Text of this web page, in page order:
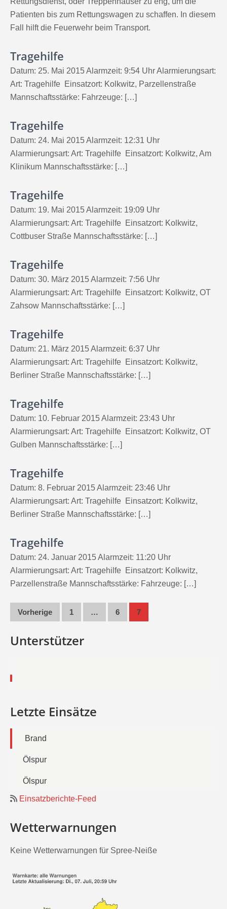
Patienten bis zum Rettungswagen zu schaffen. In diesem
Fall hilft die Feuerwehr beim Transport.
Tragehilfe
Datum: 25. Mai 2015 Alarmzeit: 9:54 Uhr Alarmierungsart:
Art: Tragehilfe Einsatzort: Kolkwitz, Parzellenstraße
Mannschaftsstärke: Fahrzeuge: […]
Tragehilfe
Datum: 24. Mai 2015 Alarmzeit: 12:31 Uhr
Alarmierungsart: Art: Tragehilfe Einsatzort: Kolkwitz, Am
Klinikum Mannschaftsstärke: […]
Tragehilfe
Datum: 19. Mai 2015 Alarmzeit: 19:09 Uhr
Alarmierungsart: Art: Tragehilfe Einsatzort: Kolkwitz,
Cottbuser Straße Mannschaftsstärke: […]
Tragehilfe
Datum: 30. März 2015 Alarmzeit: 7:56 Uhr
Alarmierungsart: Art: Tragehilfe Einsatzort: Kolkwitz, OT
Zahsow Mannschaftsstärke: […]
Tragehilfe
Datum: 21. März 2015 Alarmzeit: 6:37 Uhr
Alarmierungsart: Art: Tragehilfe Einsatzort: Kolkwitz,
Berliner Straße Mannschaftsstärke: […]
Tragehilfe
Datum: 10. Februar 2015 Alarmzeit: 23:43 Uhr
Alarmierungsart: Art: Tragehilfe Einsatzort: Kolkwitz, OT
Gulben Mannschaftsstärke: […]
Tragehilfe
Datum: 8. Februar 2015 Alarmzeit: 23:46 Uhr
Alarmierungsart: Art: Tragehilfe Einsatzort: Kolkwitz,
Berliner Straße Mannschaftsstärke: […]
Tragehilfe
Datum: 24. Januar 2015 Alarmzeit: 11:20 Uhr
Alarmierungsart: Art: Tragehilfe Einsatzort: Kolkwitz,
Parzellenstraße Mannschaftsstärke: Fahrzeuge: […]
Seitennummerierung
der
Beiträge
Vorherige 1 … 6 7
Unterstützer
Letzte Einsätze
Brand
Ölspur
Ölspur
Einsatzberichte-Feed
Wetterwarnungen
Keine Wetterwarnungen für Spree-Neiße